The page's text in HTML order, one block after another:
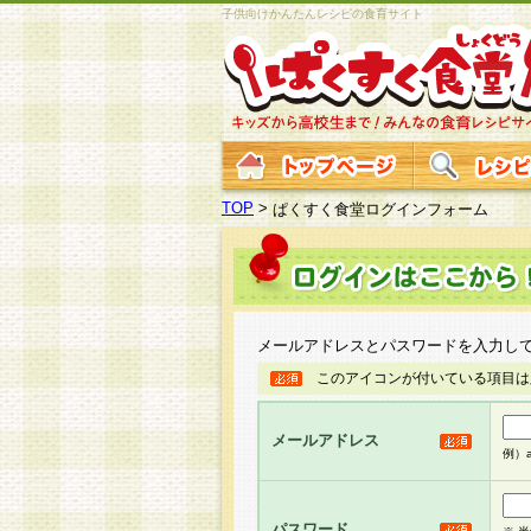
子供向けかんたんレシピの食育サイト
TOP >ぱくすく食堂ログインフォーム
メールアドレスとパスワードを入力し
このアイコンが付いている項目
メールアドレス
例）